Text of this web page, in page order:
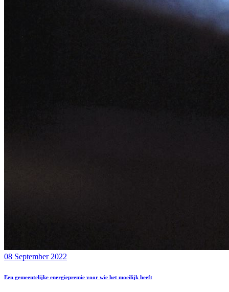
08 September 2022
Een gemeentelijke energiepremie voor wie het moeilijk heeft